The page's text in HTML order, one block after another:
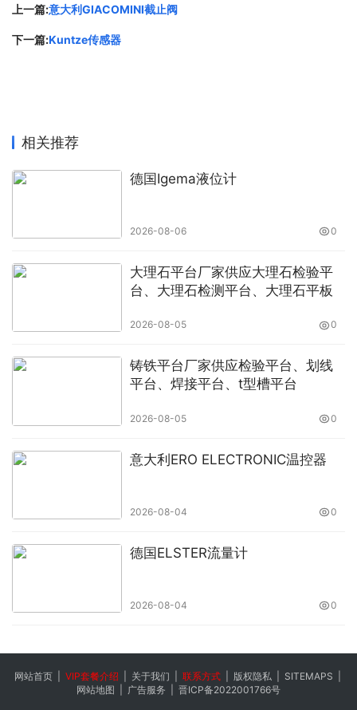
上一篇:意大利GIACOMINI截止阀
下一篇:Kuntze传感器
相关推荐
德国Igema液位计
2026-08-06 0
大理石平台厂家供应大理石检验平
台、大理石检测平台、大理石平板
2026-08-05 0
铸铁平台厂家供应检验平台、划线
平台、焊接平台、t型槽平台
2026-08-05 0
意大利ERO ELECTRONIC温控器
2026-08-04 0
德国ELSTER流量计
2026-08-04 0
网站首页| VIP套餐介绍 关于我们 联系方式| 版权隐私| SITEMAPS
网站地图
广告服务 晋ICP备2022001766号